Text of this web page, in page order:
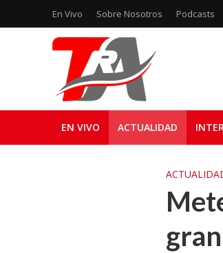
En Vivo Sobre Nosotros Podcasts
EN VIVO ACTUALIDAD